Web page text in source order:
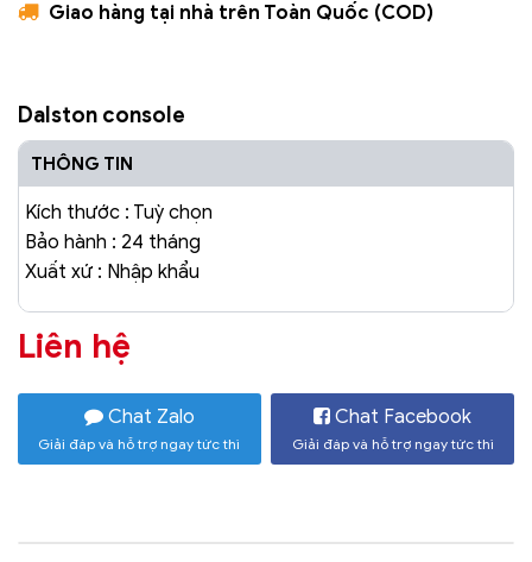
Giao hàng tại nhà trên Toàn Quốc (COD)
Dalston console
THÔNG TIN
Kích thước : Tuỳ chọn
Bảo hành : 24 tháng
Xuất xứ : Nhập khẩu
Liên hệ
Chat Zalo
Giải đáp và hỗ trợ ngay tức thì
Chat Facebook
Giải đáp và hỗ trợ ngay tức thì